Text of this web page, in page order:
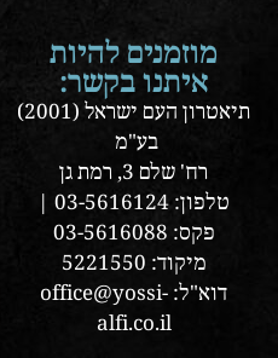
מוזמנים להיות
איתנו בקשר:
תיאטרון העם ישראל (2001)
בע"מ
רח' שלם 3, רמת גן
טלפון: 03-5616124 |
פקס: 03-5616088
מיקוד: 5221550
דוא"ל: office@yossi-
alfi.co.il